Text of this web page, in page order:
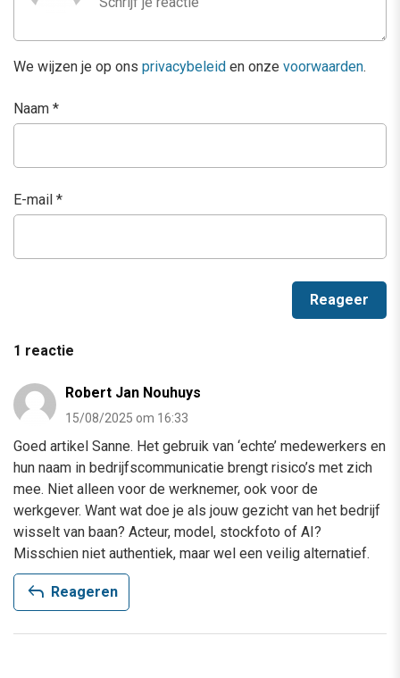
We wijzen je op ons privacybeleid en onze voorwaarden.
Naam *
E-mail *
1 reactie
Robert Jan Nouhuys
15/08/2025 om 16:33
Goed artikel Sanne. Het gebruik van ‘echte’ medewerkers en
hun naam in bedrijfscommunicatie brengt risico’s met zich
mee. Niet alleen voor de werknemer, ook voor de
werkgever. Want wat doe je als jouw gezicht van het bedrijf
wisselt van baan? Acteur, model, stockfoto of AI?
Misschien niet authentiek, maar wel een veilig alternatief.
reply Reageren